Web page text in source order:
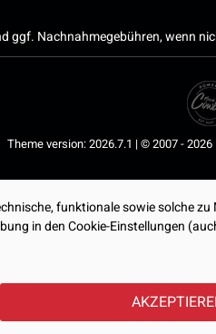
ggf. Nachnahmegebühren, wenn
Theme version: 2026.7.1 | © 2007 - 2026
funktionale sowie solche
in den Cookie-Einstellungen